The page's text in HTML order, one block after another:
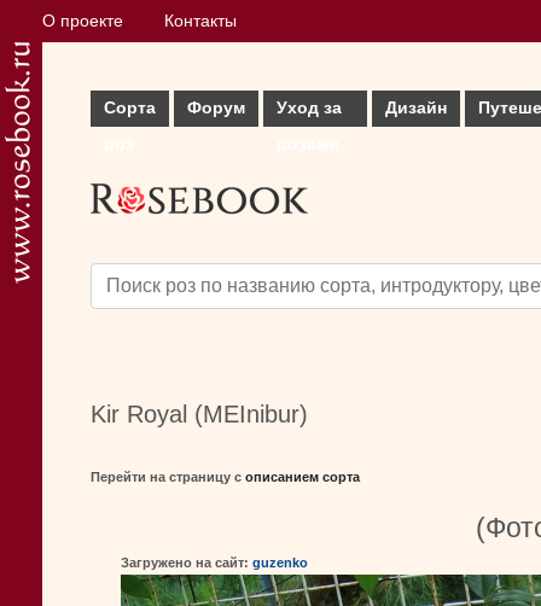
О проекте Контакты
Сорта
Форум
Уход за
Дизайн
Kir Royal (MEInibur)
Перейти на страницу с описанием сорта
Загружено на сайт: guzenko